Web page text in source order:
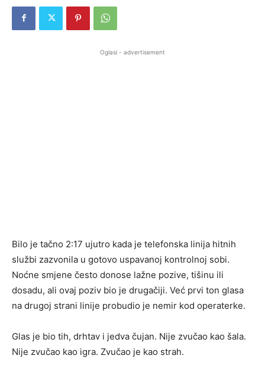
Oglasi - advertisement
Bilo je tačno 2:17 ujutro kada je telefonska linija hitnih
službi zazvonila u gotovo uspavanoj kontrolnoj sobi.
Noćne smjene često donose lažne pozive, tišinu ili
dosadu, ali ovaj poziv bio je drugačiji. Već prvi ton glasa
na drugoj strani linije probudio je nemir kod operaterke.
Glas je bio tih, drhtav i jedva čujan. Nije zvučao kao šala.
Nije zvučao kao igra. Zvučao je kao strah.